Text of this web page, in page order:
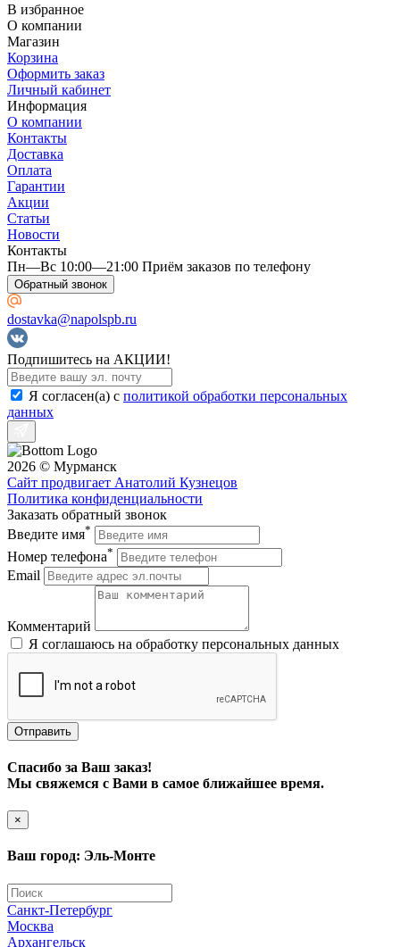
В избранное
О компании
Магазин
Корзина
Оформить заказ
Личный кабинет
Информация
О компании
Контакты
Доставка
Оплата
Гарантии
Акции
Статьи
Новости
Контакты
Пн—Вс 10:00—21:00 Приём заказов по телефону
Обратный звонок
dostavka@napolspb.ru
Подпишитесь на АКЦИИ!
Я согласен(a) с политикой обработки персональных
данных
2026 © Мурманск
Сайт продвигает Анатолий Кузнецов
Политика конфиденциальности
Заказать обратный звонок
Введите имя*
Номер телефона*
Email
Комментарий
Я соглашаюсь на обработку персональных данных
Отправить
Спасибо за Ваш заказ!
Мы свяжемся с Вами в самое ближайшее время.
×
Ваш город: Эль-Монте
Санкт-Петербург
Москва
Архангельск